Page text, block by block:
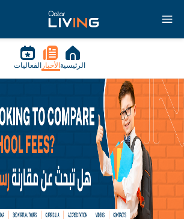
الرئيسية الأخبار الفعاليات